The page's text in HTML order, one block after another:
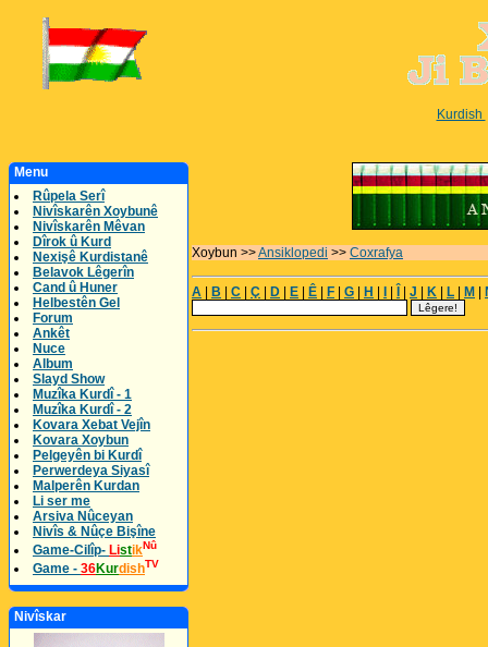
Kurdish
Menu
Rûpela Serî
Nivîskarên Xoybunê
Nivîskarên Mêvan
Dîrok û Kurd
Nexişê Kurdistanê
Belavok Lêgerîn
Cand û Huner
Helbestên Gel
Forum
Ankêt
Nuce
Album
Slayd Show
Muzîka Kurdî - 1
Muzîka Kurdî - 2
Kovara Xebat Vejîn
Kovara Xoybun
Pelgeyên bi Kurdî
Perwerdeya Siyasî
Malperên Kurdan
Li ser me
Arsiva Nûceyan
Nivîs & Nûçe Bişîne
Game-Cilîp- ListikNû
Game - 36KurdishTV
Nivîskar
Xoybun >>Ansiklopedi >> Coxrafya
A B C Ç D E Ê F G H J K L M